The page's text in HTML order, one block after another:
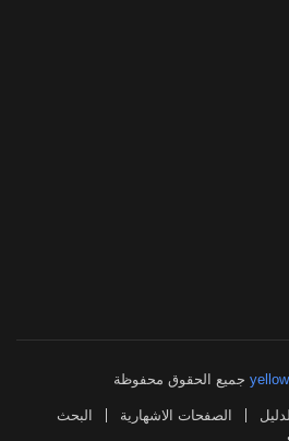
جميع الحقوق محفوظة
الدليل الصفحات الاشهارية
البحث